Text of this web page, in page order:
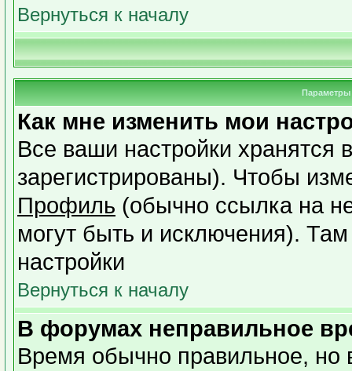
Вернуться к началу
Параметры
Как мне изменить мои
Все ваши настройки хранятся
зарегистрированы). Чтобы
Профиль (обычно ссылка на
могут быть и исключения).
настройки
Вернуться к началу
В форумах неправильное
Время обычно правильное, но